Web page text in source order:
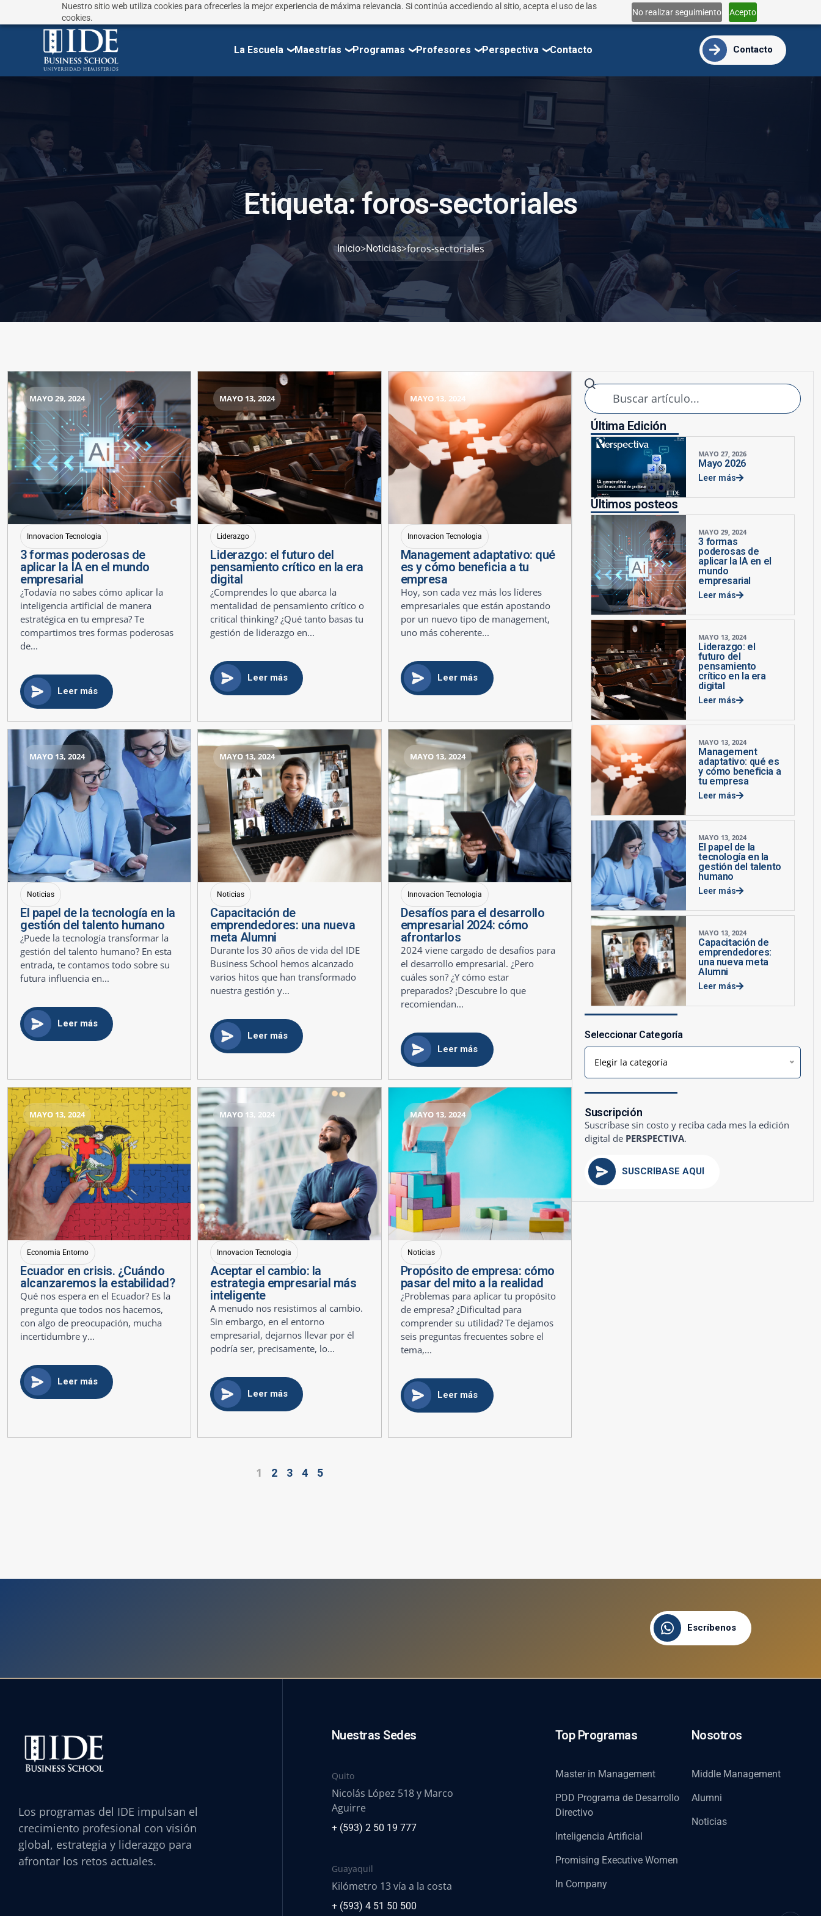
Nuestro sitio web utiliza cookies para ofrecerles la mejor experiencia de máxima relevancia. Si continúa accediendo al sitio, acepta el uso de las
cookies.
No realizar seguimiento Acepto
¿No sabes que estudiar?Responde estas preguntas Lun - Vie 9:00 - 18:00 info@ide.edu.ec
La Escuela Maestrías Programas Profesores Perspectiva Contacto Contacto
Etiqueta:foros-sectoriales
Inicio>Noticias>foros-sectoriales
MAYO 29, 2024
Innovacion Tecnologia
3 formas poderosas de
aplicar la IA en el mundo
empresarial
¿Todavía no sabes cómo aplicar la
inteligencia artificial de manera
estratégica en tu empresa? Te
compartimos tres formas poderosas
de...
Leer más
MAYO 13, 2024
Liderazgo
Liderazgo: el futuro del
pensamiento crítico en la era
digital
¿Comprendes lo que abarca la
mentalidad de pensamiento crítico o
critical thinking? ¿Qué tanto basas tu
gestión de liderazgo en...
Leer más
MAYO 13, 2024
Innovacion Tecnologia
Management adaptativo: qué
es y cómo beneficia a tu
empresa
Hoy, son cada vez más los líderes
empresariales que están apostando
por un nuevo tipo de management,
uno más coherente...
Leer más
MAYO 13, 2024
Noticias
El papel de la tecnología en la
gestión del talento humano
¿Puede la tecnología transformar la
gestión del talento humano? En esta
entrada, te contamos todo sobre su
futura influencia en...
Leer más
MAYO 13, 2024
Noticias
Capacitación de
emprendedores: una nueva
meta Alumni
Durante los 30 años de vida del IDE
Business School hemos alcanzado
varios hitos que han transformado
nuestra gestión y...
Leer más
MAYO 13, 2024
Innovacion Tecnologia
Desafíos para el desarrollo
empresarial 2024: cómo
afrontarlos
2024 viene cargado de desafíos para
el desarrollo empresarial. ¿Pero
cuáles son? ¿Y cómo estar
preparados? ¡Descubre lo que
recomiendan...
Leer más
MAYO 13, 2024
Economia Entorno
Ecuador en crisis. ¿Cuándo
alcanzaremos la estabilidad?
Qué nos espera en el Ecuador? Es la
pregunta que todos nos hacemos,
con algo de preocupación, mucha
incertidumbre y...
Leer más
MAYO 13, 2024
Innovacion Tecnologia
Aceptar el cambio: la
estrategia empresarial más
inteligente
A menudo nos resistimos al cambio.
Sin embargo, en el entorno
empresarial, dejarnos llevar por él
podría ser, precisamente, lo...
Leer más
MAYO 13, 2024
Noticias
Propósito de empresa: cómo
pasar del mito a la realidad
¿Problemas para aplicar tu propósito
de empresa? ¿Dificultad para
comprender su utilidad? Te dejamos
seis preguntas frecuentes sobre el
tema,...
Leer más
1 2 3 4 5
Última Edición
MAYO 27, 2026
Mayo 2026
Leer más
Últimos posteos
MAYO 29, 2024
3 formas
poderosas de
aplicar la IA en el
mundo
empresarial
Leer más
MAYO 13, 2024
Liderazgo: el
futuro del
pensamiento
crítico en la era
digital
Leer más
MAYO 13, 2024
Management
adaptativo: qué es
y cómo beneficia a
tu empresa
Leer más
MAYO 13, 2024
El papel de la
tecnología en la
gestión del talento
humano
Leer más
MAYO 13, 2024
Capacitación de
emprendedores:
una nueva meta
Alumni
Leer más
Seleccionar Categoría
Elegir la categoría
Suscripción
Suscríbase sin costo y reciba cada mes la edición
digital de PERSPECTIVA.
SUSCRÍBASE AQUÍ
Escríbenos
Los programas del IDE impulsan el
crecimiento profesional con visión
global, estrategia y liderazgo para
afrontar los retos actuales.
Nuestras Sedes
Quito
Nicolás López 518 y Marco
Aguirre
+ (593) 2 50 19 777
Guayaquil
Kilómetro 13 vía a la costa
+ (593) 4 51 50 500
Top Programas
Master in Management
PDD Programa de Desarrollo
Directivo
Inteligencia Artificial
Promising Executive Women
In Company
Nosotros
Middle Management
Alumni
Noticias